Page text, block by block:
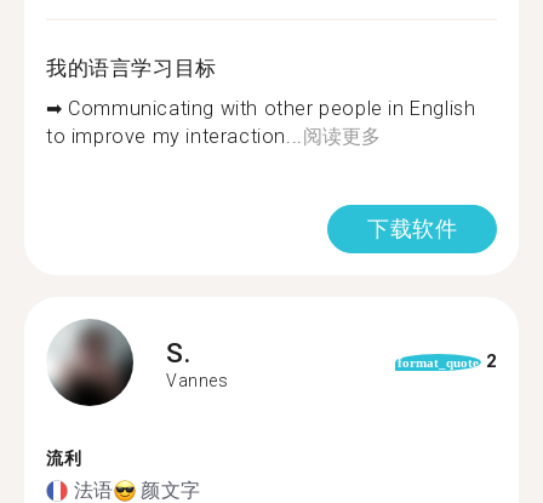
我的语言学习目标
➡ Communicating with other people in English
to improve my interaction... 阅读更多
下载软件
S.
Vannes
format_quote 2
流利
法语 颜文字